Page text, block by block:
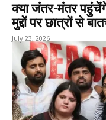
क्या जंतर-मंतर
मुद्दों पर छात्रों से
July 23, 2026